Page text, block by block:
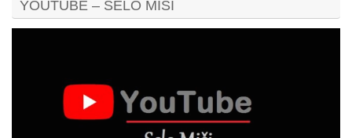
YOUTUBE – SELO MIŠI